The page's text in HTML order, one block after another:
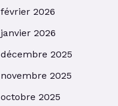
février 2026
janvier 2026
décembre 2025
novembre 2025
octobre 2025